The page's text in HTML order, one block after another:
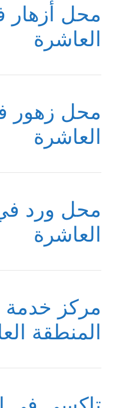
محل أزهار
العاشرة
محل زهور
العاشرة
محل ورد
العاشرة
مركز
المنطقة